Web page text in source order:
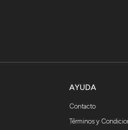
AYUDA
Contacto
Términos y